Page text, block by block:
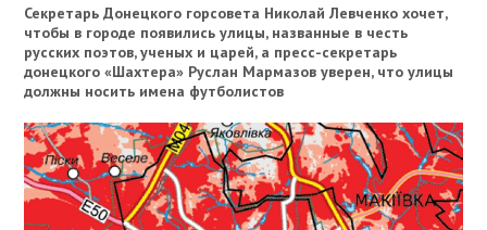
Секретарь Донецкого горсовета Николай Левченко хочет,
чтобы в городе появились улицы, названные в честь
русских поэтов, ученых и царей, а пресс-секретарь
донецкого «Шахтера» Руслан Мармазов уверен, что улицы
должны носить имена футболистов